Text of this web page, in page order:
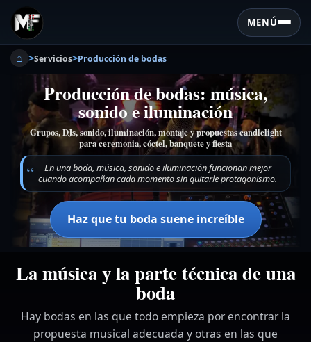
MENÚ
⌂ >Servicios>Producción de bodas
Producción de bodas: música,
sonido e iluminación
Grupos, DJs, sonido, iluminación, montaje y propuestas candlelight
para ceremonia, cóctel, banquete y fiesta
En una boda, música, sonido e iluminación funcionan mejor
cuando acompañan cada momento sin quitarle protagonismo.
Haz que tu boda suene increíble
La música y la parte técnica de una
boda
Hay bodas en las que todo empieza por encontrar la
propuesta musical adecuada y otras en las que